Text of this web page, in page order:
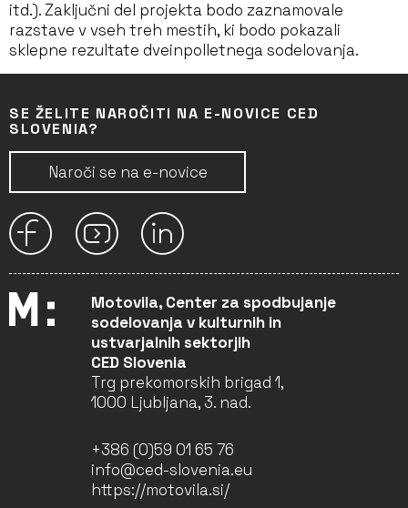
itd.). Zaključni del projekta bodo zaznamovale
razstave v vseh treh mestih, ki bodo pokazali
sklepne rezultate dveinpolletnega sodelovanja.
SE ŽELITE NAROČITI NA E-NOVICE CED
SLOVENIA?
Naroči se na e-novice
Motovila, Center za spodbujanje
sodelovanja v kulturnih in
ustvarjalnih sektorjih
CED Slovenia
Trg prekomorskih brigad 1,
1000 Ljubljana, 3. nad.
+386 (0)59 01 65 76
info@ced-slovenia.eu
https://motovila.si/